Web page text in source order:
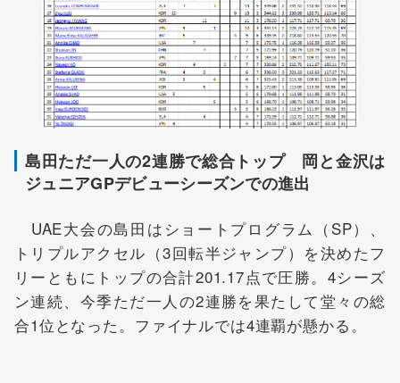
島田ただ一人の2連勝で総合トップ 岡と金沢は
ジュニアGPデビューシーズンでの進出
UAE大会の島田はショートプログラム（SP）、
トリプルアクセル（3回転半ジャンプ）を決めたフ
リーともにトップの合計201.17点で圧勝。4シーズ
ン連続、今季ただ一人の2連勝を果たして堂々の総
合1位となった。ファイナルでは4連覇が懸かる。